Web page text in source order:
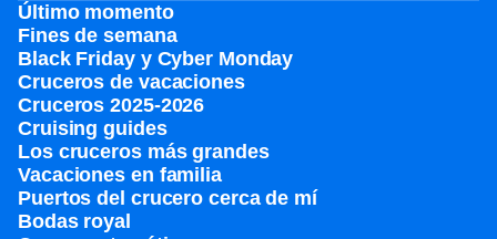
Último momento
Fines de semana
Black Friday y Cyber Monday
Cruceros de vacaciones
Cruceros 2025-2026
Cruising guides
Los cruceros más grandes
Vacaciones en familia
Puertos del crucero cerca de mí
Bodas royal